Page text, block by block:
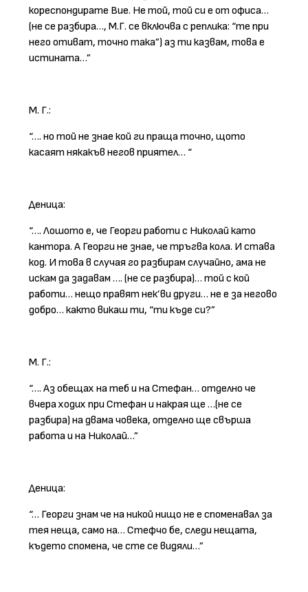
кореспондирате Вие. Не той, той си е от офиса…
(не се разбира…, М.Г. се включва с реплика: “те при
него отиват, точно така”) аз ти казвам, това е
истината…”
М. Г.:
“…. но той не знае кой ги праща точно, щото
касаят някакъв негов приятел… “
Деница:
“…. Лошото е, че Георги работи с Николай като
кантора. А Георги не знае, че тръгва кола. И става
код. И това в случая го разбирам случайно, ама не
искам да задавам …. (не се разбира)… той с кой
работи… нещо правят нек’ви други… не е за негово
добро… както викаш ти, “ти къде си?”
М. Г.:
“…. Аз обещах на теб и на Стефан… отделно че
вчера ходих при Стефан и накрая ще …(не се
разбира) на двама човека, отделно ще свърша
работа и на Николай…”
Деница:
“… Георги знам че на никой нищо не е споменавал за
тея неща, само на… Стефчо бе, следи нещата,
където спомена, че сте се видяли…”